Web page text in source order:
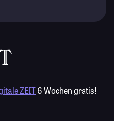
ZEIT6 Wochen gratis!